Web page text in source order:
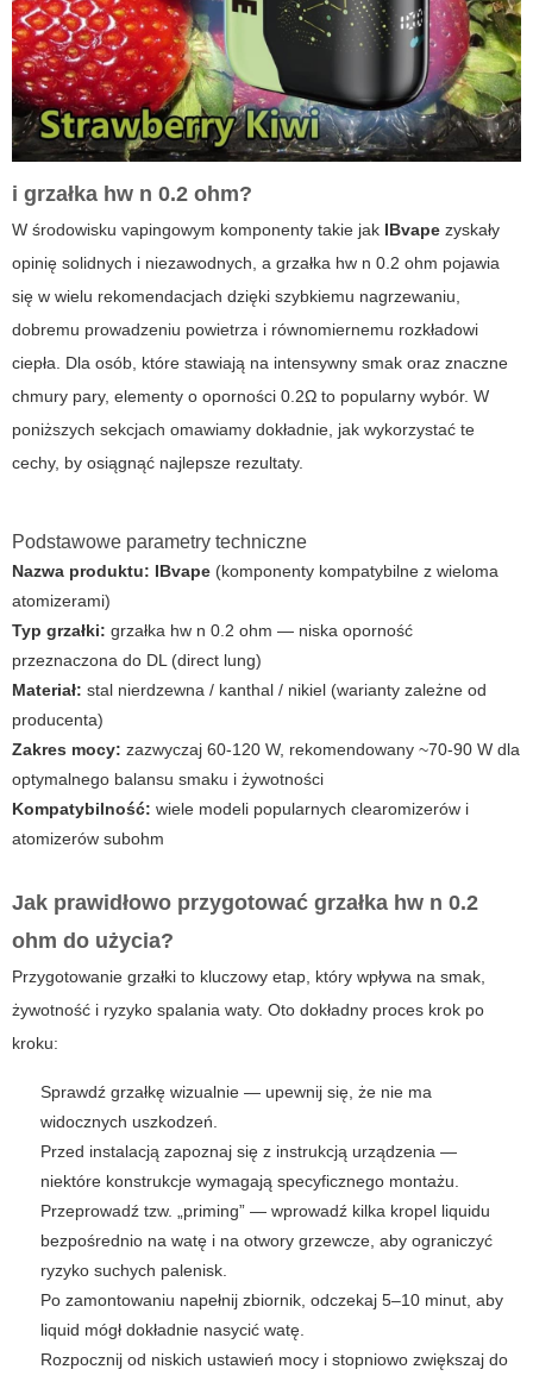
i grzałka hw n 0.2 ohm?
W środowisku vapingowym komponenty takie jak IBvape zyskały
opinię solidnych i niezawodnych, a grzałka hw n 0.2 ohm pojawia
się w wielu rekomendacjach dzięki szybkiemu nagrzewaniu,
dobremu prowadzeniu powietrza i równomiernemu rozkładowi
ciepła. Dla osób, które stawiają na intensywny smak oraz znaczne
chmury pary, elementy o oporności 0.2Ω to popularny wybór. W
poniższych sekcjach omawiamy dokładnie, jak wykorzystać te
cechy, by osiągnąć najlepsze rezultaty.
Podstawowe parametry techniczne
Nazwa produktu: IBvape (komponenty kompatybilne z wieloma
atomizerami)
Typ grzałki: grzałka hw n 0.2 ohm — niska oporność
przeznaczona do DL (direct lung)
Materiał: stal nierdzewna / kanthal / nikiel (warianty zależne od
producenta)
Zakres mocy: zazwyczaj 60-120 W, rekomendowany ~70-90 W dla
optymalnego balansu smaku i żywotności
Kompatybilność: wiele modeli popularnych clearomizerów i
atomizerów subohm
Jak prawidłowo przygotować grzałka hw n 0.2
ohm do użycia?
Przygotowanie grzałki to kluczowy etap, który wpływa na smak,
żywotność i ryzyko spalania waty. Oto dokładny proces krok po
kroku:
Sprawdź grzałkę wizualnie — upewnij się, że nie ma
widocznych uszkodzeń.
Przed instalacją zapoznaj się z instrukcją urządzenia —
niektóre konstrukcje wymagają specyficznego montażu.
Przeprowadź tzw. „priming” — wprowadź kilka kropel liquidu
bezpośrednio na watę i na otwory grzewcze, aby ograniczyć
ryzyko suchych palenisk.
Po zamontowaniu napełnij zbiornik, odczekaj 5–10 minut, aby
liquid mógł dokładnie nasycić watę.
Rozpocznij od niskich ustawień mocy i stopniowo zwiększaj do